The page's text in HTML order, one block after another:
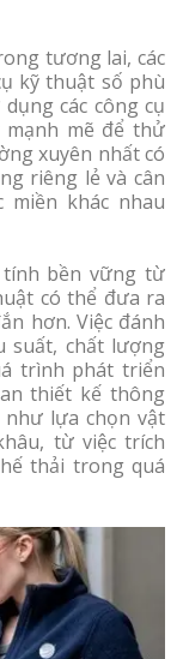
tương lai, các
kỹ thuật số phù
các công cụ
mẽ để thử
xuyên nhất có
riêng lẻ và cân
miền khác nhau
tính bền vững từ
có thể đưa ra
hơn. Việc đánh
suất, chất lượng
trình phát triển
thiết kế thông
như lựa chọn vật
từ việc trích
thải trong quá